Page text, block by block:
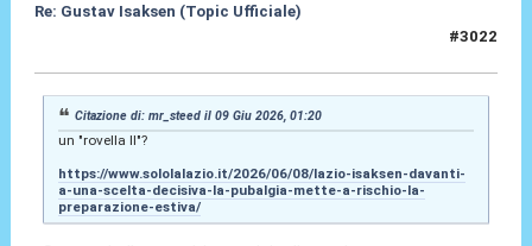
Re: Gustav Isaksen (Topic Ufficiale)
#3022
Citazione di: mr_steed il 09 Giu 2026, 01:20
un "rovella II"?
https://www.sololalazio.it/2026/06/08/lazio-isaksen-davanti-
a-una-scelta-decisiva-la-pubalgia-mette-a-rischio-la-
preparazione-estiva/